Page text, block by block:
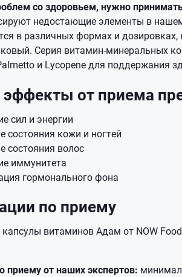
со здоровьем, нужно
недостающие элементы в
в различных формах и дозировках,
Серия витамин-минеральных
и Lycopene для поддержания
от приема
сил и энергии
состояния кожи и ногтей
состояния волос
иммунитета
гормонального фона
по приему
витаминов Адам от NOW
приему от наших экспертов: